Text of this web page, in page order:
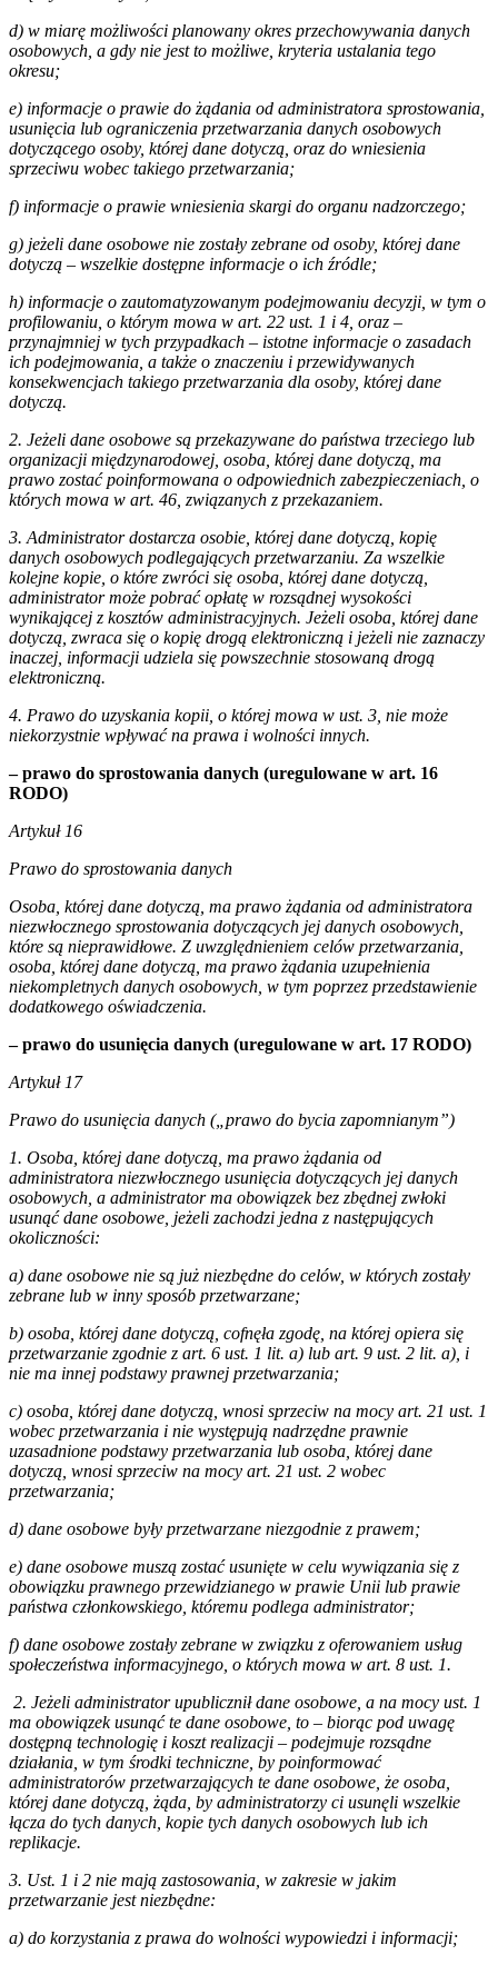
d) w miarę możliwości planowany okres przechowywania danych
osobowych, a gdy nie jest to możliwe, kryteria ustalania tego
okresu;
e) informacje o prawie do żądania od administratora sprostowania,
usunięcia lub ograniczenia przetwarzania danych osobowych
dotyczącego osoby, której dane dotyczą, oraz do wniesienia
sprzeciwu wobec takiego przetwarzania;
f) informacje o prawie wniesienia skargi do organu nadzorczego;
g) jeżeli dane osobowe nie zostały zebrane od osoby, której dane
dotyczą – wszelkie dostępne informacje o ich źródle;
h) informacje o zautomatyzowanym podejmowaniu decyzji, w tym o
profilowaniu, o którym mowa w art. 22 ust. 1 i 4, oraz –
przynajmniej w tych przypadkach – istotne informacje o zasadach
ich podejmowania, a także o znaczeniu i przewidywanych
konsekwencjach takiego przetwarzania dla osoby, której dane
dotyczą.
2. Jeżeli dane osobowe są przekazywane do państwa trzeciego lub
organizacji międzynarodowej, osoba, której dane dotyczą, ma
prawo zostać poinformowana o odpowiednich zabezpieczeniach, o
których mowa w art. 46, związanych z przekazaniem.
3. Administrator dostarcza osobie, której dane dotyczą, kopię
danych osobowych podlegających przetwarzaniu. Za wszelkie
kolejne kopie, o które zwróci się osoba, której dane dotyczą,
administrator może pobrać opłatę w rozsądnej wysokości
wynikającej z kosztów administracyjnych. Jeżeli osoba, której dane
dotyczą, zwraca się o kopię drogą elektroniczną i jeżeli nie zaznaczy
inaczej, informacji udziela się powszechnie stosowaną drogą
elektroniczną.
4. Prawo do uzyskania kopii, o której mowa w ust. 3, nie może
niekorzystnie wpływać na prawa i wolności innych.
– prawo do sprostowania danych (uregulowane w art. 16
RODO)
Artykuł 16
Prawo do sprostowania danych
Osoba, której dane dotyczą, ma prawo żądania od administratora
niezwłocznego sprostowania dotyczących jej danych osobowych,
które są nieprawidłowe. Z uwzględnieniem celów przetwarzania,
osoba, której dane dotyczą, ma prawo żądania uzupełnienia
niekompletnych danych osobowych, w tym poprzez przedstawienie
dodatkowego oświadczenia.
– prawo do usunięcia danych (uregulowane w art. 17 RODO)
Artykuł 17
Prawo do usunięcia danych („prawo do bycia zapomnianym”)
1. Osoba, której dane dotyczą, ma prawo żądania od
administratora niezwłocznego usunięcia dotyczących jej danych
osobowych, a administrator ma obowiązek bez zbędnej zwłoki
usunąć dane osobowe, jeżeli zachodzi jedna z następujących
okoliczności:
a) dane osobowe nie są już niezbędne do celów, w których zostały
zebrane lub w inny sposób przetwarzane;
b) osoba, której dane dotyczą, cofnęła zgodę, na której opiera się
przetwarzanie zgodnie z art. 6 ust. 1 lit. a) lub art. 9 ust. 2 lit. a), i
nie ma innej podstawy prawnej przetwarzania;
c) osoba, której dane dotyczą, wnosi sprzeciw na mocy art. 21 ust. 1
wobec przetwarzania i nie występują nadrzędne prawnie
uzasadnione podstawy przetwarzania lub osoba, której dane
dotyczą, wnosi sprzeciw na mocy art. 21 ust. 2 wobec
przetwarzania;
d) dane osobowe były przetwarzane niezgodnie z prawem;
e) dane osobowe muszą zostać usunięte w celu wywiązania się z
obowiązku prawnego przewidzianego w prawie Unii lub prawie
państwa członkowskiego, któremu podlega administrator;
f) dane osobowe zostały zebrane w związku z oferowaniem usług
społeczeństwa informacyjnego, o których mowa w art. 8 ust. 1.
2. Jeżeli administrator upublicznił dane osobowe, a na mocy ust. 1
ma obowiązek usunąć te dane osobowe, to – biorąc pod uwagę
dostępną technologię i koszt realizacji – podejmuje rozsądne
działania, w tym środki techniczne, by poinformować
administratorów przetwarzających te dane osobowe, że osoba,
której dane dotyczą, żąda, by administratorzy ci usunęli wszelkie
łącza do tych danych, kopie tych danych osobowych lub ich
replikacje.
3. Ust. 1 i 2 nie mają zastosowania, w zakresie w jakim
przetwarzanie jest niezbędne:
a) do korzystania z prawa do wolności wypowiedzi i informacji;